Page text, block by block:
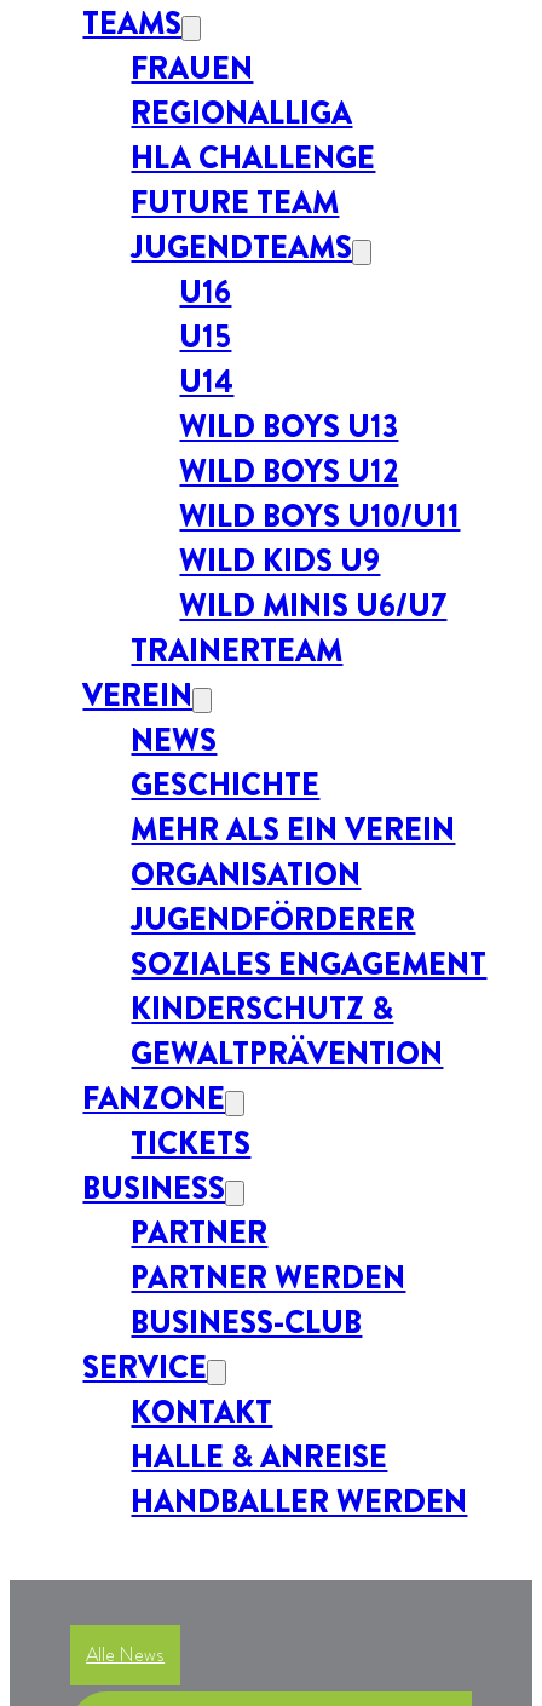
TEAMS
FRAUEN
REGIONALLIGA
HLA CHALLENGE
FUTURE TEAM
JUGENDTEAMS
U16
U15
U14
WILD BOYS U13
WILD BOYS U12
WILD BOYS U10/U11
WILD KIDS U9
WILD MINIS U6/U7
TRAINERTEAM
VEREIN
NEWS
GESCHICHTE
MEHR ALS EIN VEREIN
ORGANISATION
JUGENDFÖRDERER
SOZIALES ENGAGEMENT
KINDERSCHUTZ &
GEWALTPRÄVENTION
FANZONE
TICKETS
BUSINESS
PARTNER
PARTNER WERDEN
BUSINESS-CLUB
SERVICE
KONTAKT
HALLE & ANREISE
HANDBALLER WERDEN
Alle News